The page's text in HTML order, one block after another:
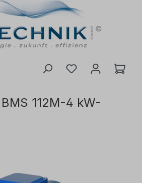
112M-4 kW-